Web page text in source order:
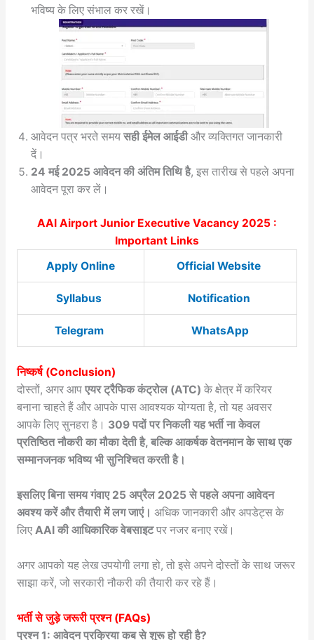
भविष्य के लिए संभाल कर रखें।
आवेदन पत्र भरते समय सही ईमेल आईडीऔर व्यक्तिगत जानकारी
दें।
24 मई 2025 आवेदन की अंतिम तिथि है, इस तारीख से पहले अपना
आवेदन पूरा कर लें।
AAI Airport Junior Executive Vacancy 2025 :
Important Links
Apply Online
Official Website
Syllabus Notification
Telegram WhatsApp
निष्कर्ष (Conclusion)
दोस्तों, अगर आप एयर ट्रैफिक कंट्रोल (ATC) के क्षेत्र में करियर
बनाना चाहते हैं और आपके पास आवश्यक योग्यता है, तो यह अवसर
आपके लिए सुनहरा है। 309 पदों पर निकली यह भर्ती ना केवल
प्रतिष्ठित नौकरी का मौका देती है, बल्कि आकर्षक वेतनमान के साथ एक
सम्मानजनक भविष्य भी सुनिश्चित करती है।
इसलिए बिना समय गंवाए 25 अप्रैल 2025 से पहले अपना आवेदन
अवश्य करें और तैयारी में लग जाएं। अधिक जानकारी और अपडेट्स के
लिए AAI की आधिकारिक वेबसाइटपर नजर बनाए रखें।
अगर आपको यह लेख उपयोगी लगा हो, तो इसे अपने दोस्तों के साथ जरूर
साझा करें, जो सरकारी नौकरी की तैयारी कर रहे हैं।
भर्ती से जुड़े जरूरी प्रश्न (FAQs)
प्रश्न 1: आवेदन प्रक्रिया कब से शुरू हो रही है?